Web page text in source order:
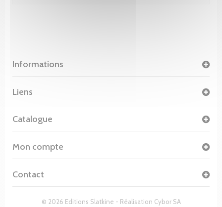
Informations
© 2026 Editions Slatkine - Réalisation Cybor SA
Liens
Catalogue
Mon compte
Contact